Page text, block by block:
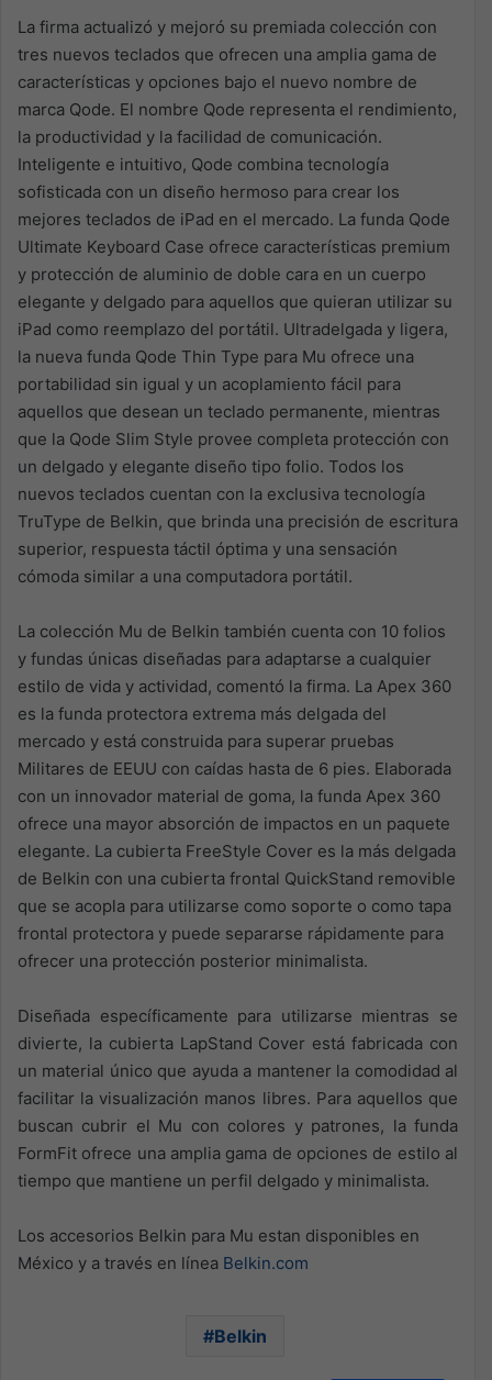
La firma actualizó y mejoró su premiada colección con
tres nuevos teclados que ofrecen una amplia gama de
características y opciones bajo el nuevo nombre de
marca Qode. El nombre Qode representa el rendimiento,
la productividad y la facilidad de comunicación.
Inteligente e intuitivo, Qode combina tecnología
sofisticada con un diseño hermoso para crear los
mejores teclados de iPad en el mercado. La funda Qode
Ultimate Keyboard Case ofrece características premium
y protección de aluminio de doble cara en un cuerpo
elegante y delgado para aquellos que quieran utilizar su
iPad como reemplazo del portátil. Ultradelgada y ligera,
la nueva funda Qode Thin Type para Mu ofrece una
portabilidad sin igual y un acoplamiento fácil para
aquellos que desean un teclado permanente, mientras
que la Qode Slim Style provee completa protección con
un delgado y elegante diseño tipo folio. Todos los
nuevos teclados cuentan con la exclusiva tecnología
TruType de Belkin, que brinda una precisión de escritura
superior, respuesta táctil óptima y una sensación
cómoda similar a una computadora portátil.
La colección Mu de Belkin también cuenta con 10 folios
y fundas únicas diseñadas para adaptarse a cualquier
estilo de vida y actividad, comentó la firma. La Apex 360
es la funda protectora extrema más delgada del
mercado y está construida para superar pruebas
Militares de EEUU con caídas hasta de 6 pies. Elaborada
con un innovador material de goma, la funda Apex 360
ofrece una mayor absorción de impactos en un paquete
elegante. La cubierta FreeStyle Cover es la más delgada
de Belkin con una cubierta frontal QuickStand removible
que se acopla para utilizarse como soporte o como tapa
frontal protectora y puede separarse rápidamente para
ofrecer una protección posterior minimalista.
Diseñada específicamente para utilizarse mientras se
divierte, la cubierta LapStand Cover está fabricada con
un material único que ayuda a mantener la comodidad al
facilitar la visualización manos libres. Para aquellos que
buscan cubrir el Mu con colores y patrones, la funda
FormFit ofrece una amplia gama de opciones de estilo al
tiempo que mantiene un perfil delgado y minimalista.
Los accesorios Belkin para Mu estan disponibles en
México y a través en línea Belkin.com
Belkin